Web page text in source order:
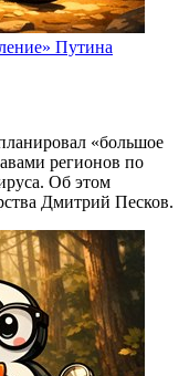
Путина
«большое
регионов по
Об этом
Дмитрий Песков.